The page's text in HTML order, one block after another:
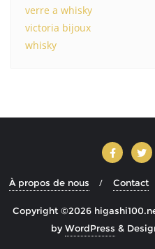
verre a whisky
victoria bijoux
whisky
À propos de nous Contact
Copyright ©2026
byWordPress &